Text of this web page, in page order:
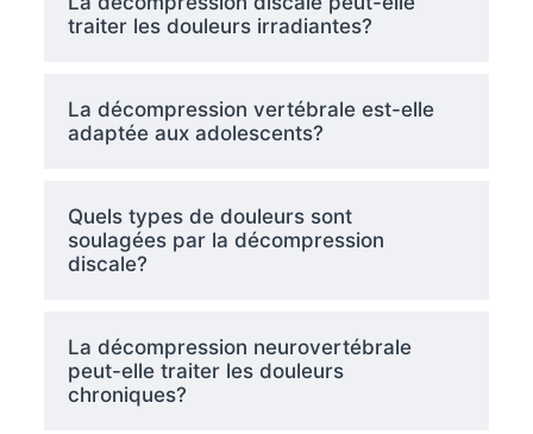
traiter les douleurs irradiantes?
La décompression vertébrale est-elle
adaptée aux adolescents?
Quels types de douleurs sont
soulagées par la décompression
discale?
La décompression neurovertébrale
peut-elle traiter les douleurs
chroniques?